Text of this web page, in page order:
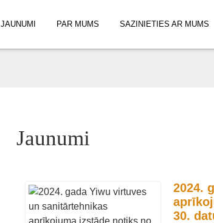
JAUNUMI PAR MUMS SAZINIETIES AR MUMS
Jaunumi
2024.
30.